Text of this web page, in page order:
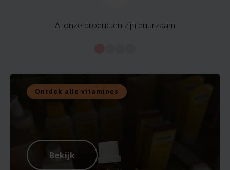
Al onze producten zijn duurzaam
Ontdek alle vitamines
Bekijk